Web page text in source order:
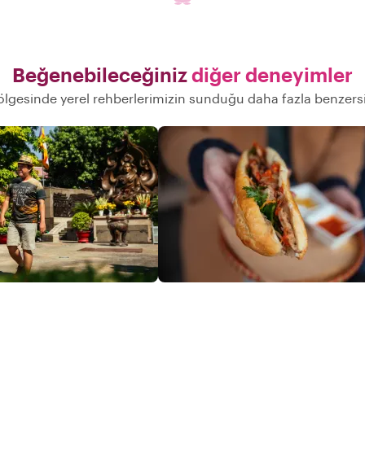
Beğenebileceğinizdiğer deneyimler
yerel rehberlerimizin sunduğu daha fazla